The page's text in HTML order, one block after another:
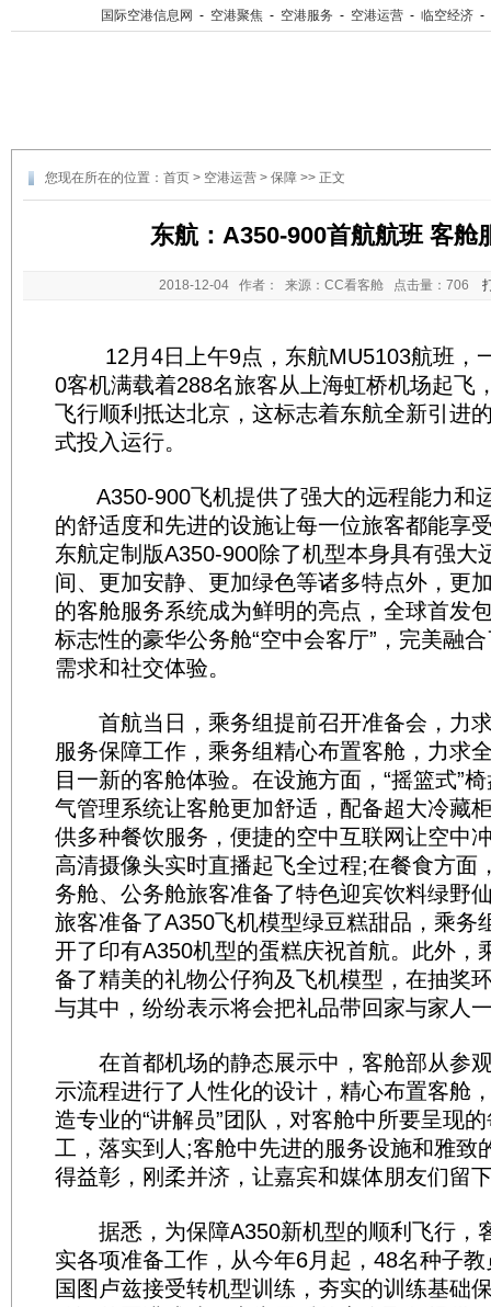
国际空港信息网 - 空港聚焦 - 空港服务 - 空港运营 - 临空经济 -
您现在所在的位置： 首页 > 空港运营 > 保障 >> 正文
东航：A350-900首航航班 客舱
2018-12-04 作者： 来源：CC看客舱 点击量： 706
12月4日上午9点，东航MU5103航班，
0客机满载着288名旅客从上海虹桥机场起飞
飞行顺利抵达北京，这标志着东航全新引进
式投入运行。
A350-900飞机提供了强大的远程能力和
的舒适度和先进的设施让每一位旅客都能享
东航定制版A350-900除了机型本身具有强大
间、更加安静、更加绿色等诸多特点外，更
的客舱服务系统成为鲜明的亮点，全球首发
标志性的豪华公务舱“空中会客厅”，完美融
需求和社交体验。
首航当日，乘务组提前召开准备会，力
服务保障工作，乘务组精心布置客舱，力求
目一新的客舱体验。在设施方面，“摇篮式”
气管理系统让客舱更加舒适，配备超大冷藏
供多种餐饮服务，便捷的空中互联网让空中
高清摄像头实时直播起飞全过程;在餐食方面
务舱、公务舱旅客准备了特色迎宾饮料绿野
旅客准备了A350飞机模型绿豆糕甜品，乘务
开了印有A350机型的蛋糕庆祝首航。此外，
备了精美的礼物公仔狗及飞机模型，在抽奖
与其中，纷纷表示将会把礼品带回家与家人
在首都机场的静态展示中，客舱部从参
示流程进行了人性化的设计，精心布置客舱
造专业的“讲解员”团队，对客舱中所要呈现
工，落实到人;客舱中先进的服务设施和雅致
得益彰，刚柔并济，让嘉宾和媒体朋友们留
据悉，为保障A350新机型的顺利飞行，
实各项准备工作，从今年6月起，48名种子
国图卢兹接受转机型训练，夯实的训练基础